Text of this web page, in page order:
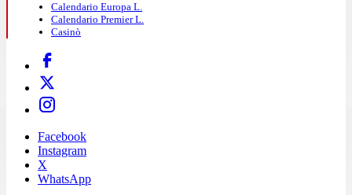
Calendario Europa L.
Calendario Premier L.
Casinò
Facebook
Instagram
X
WhatsApp